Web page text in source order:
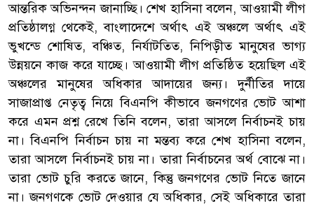
আন্তরিক অভিনন্দন জানাচ্ছি। শেখ হাসিনা বলেন, আওয়ামী লীগ
প্রতিষ্ঠালগ্ন থেকেই, বাংলাদেশে অর্থাৎ এই অঞ্চলে অর্থাৎ এই
ভুখন্ডে শোষিত, বঞ্চিত, নির্যাটতিত, নিপিড়ীত মানুষের ভাগ্য
উন্নয়নে কাজ করে যাচ্ছে। আওয়ামী লীগ প্রতিষ্ঠিত হয়েছিল এই
অঞ্চলের মানুষের অধিকার আদায়ের জন্য। দুর্নীতির দায়ে
সাজাপ্রাপ্ত নেতৃত্ব নিয়ে বিএনপি কীভাবে জনগণের ভোট আশা
করে এমন প্রশ্ন রেখে তিনি বলেন, তারা আসলে নির্বাচনই চায়
না। বিএনপি নির্বাচন চায় না মন্তব্য করে শেখ হাসিনা বলেন,
তারা আসলে নির্বাচনই চায় না। তারা নির্বাচনের অর্থ বোঝে না।
তারা ভোট চুরি করতে জানে, কিন্তু জনগণের ভোট নিতে জানে
না। জনগণকে ভোট দেওয়ার যে অধিকার, সেই অধিকারে তারা